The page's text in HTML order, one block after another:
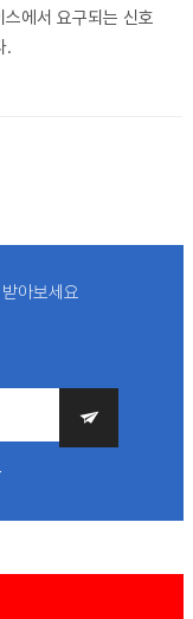
에서 요구되는 신호
.
아보세요